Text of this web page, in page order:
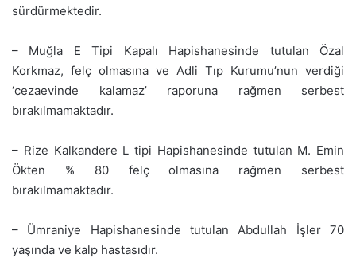
sürdürmektedir.
– Muğla E Tipi Kapalı Hapishanesinde tutulan Özal
Korkmaz, felç olmasına ve Adli Tıp Kurumu’nun verdiği
‘cezaevinde kalamaz’ raporuna rağmen serbest
bırakılmamaktadır.
– Rize Kalkandere L tipi Hapishanesinde tutulan M. Emin
Ökten % 80 felç olmasına rağmen serbest
bırakılmamaktadır.
– Ümraniye Hapishanesinde tutulan Abdullah İşler 70
yaşında ve kalp hastasıdır.